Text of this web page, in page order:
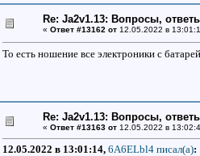
Re: Ja2v1.13: Вопросы,
« Ответ #13162 от 12.05.2022 в
То есть ношение все электроники с
Re: Ja2v1.13: Вопросы,
« Ответ #13163 от 12.05.2022 в
12.05.2022 в 13:01:14, 6A6ELbl4 писал(a):